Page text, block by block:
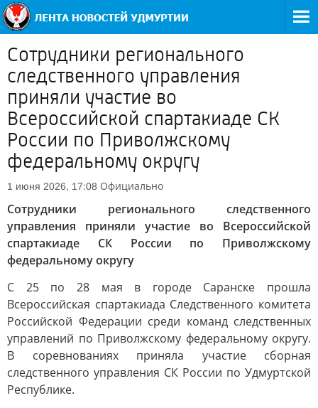
Сотрудники регионального
следственного управления
приняли участие во
Всероссийской спартакиаде СК
России по Приволжскому
федеральному округу
1 июня 2026, 17:08 Официально
Сотрудники регионального следственного
управления приняли участие во Всероссийской
спартакиаде СК России по Приволжскому
федеральному округу
С 25 по 28 мая в городе Саранске прошла
Всероссийская спартакиада Следственного комитета
Российской Федерации среди команд следственных
управлений по Приволжскому федеральному округу.
В соревнованиях приняла участие сборная
следственного управления СК России по Удмуртской
Республике.